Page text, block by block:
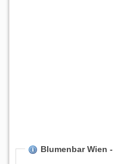
Blumenbar Wien